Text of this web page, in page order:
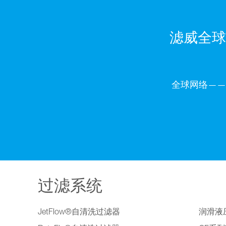
滤威全
全球网络——
过滤系统
JetFlow®自清洗过滤器 润滑液